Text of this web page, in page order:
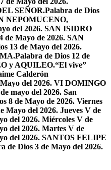
SEÑOR.Palabra de Dios
NEPOMUCENO,
del 2026. SAN ISIDRO
de Mayo de 2026. SAN
13 de Mayo del 2026.
Palabra de Dios 12 de
y AQUILEO.“El vive”
Calderón
del 2026. VI DOMINGO
mayo del 2026. San
8 de Mayo de 2026. Viernes
Mayo del 2026. Jueves V de
del 2026. Miércoles V de
del 2026. Martes V de
del 2026. SANTOS FELIPE
de Dios 3 de Mayo del 2026.